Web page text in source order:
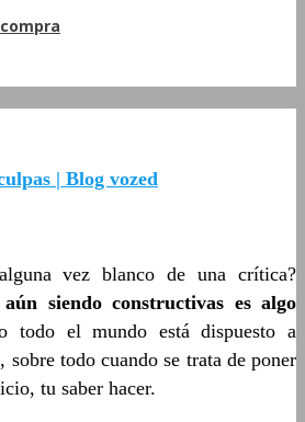
| Blog vozed
vez blanco de una crítica?
siendo constructivas es algo
todo el mundo está dispuesto a
sobre todo cuando se trata de poner
tu saber hacer.